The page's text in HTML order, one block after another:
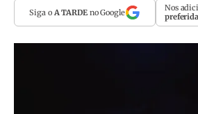
Siga o A TARDEno Google Nos